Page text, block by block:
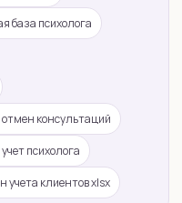
база психолога
отмен консультаций
психолога
учета клиентов xlsx